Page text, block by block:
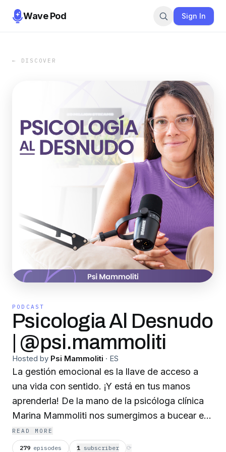
Wave Pod Sign In
← DISCOVER
PODCAST
Psicologia Al Desnudo
| @psi.mammoliti
Hosted by Psi Mammoliti · ES
La gestión emocional es la llave de acceso a
una vida con sentido. ¡Y está en tus manos
aprenderla! De la mano de la psicóloga clínica
Marina Mammoliti nos sumergimos a bucear en
las profundidades de la mente. Psicología al
Desnudo es el pódcast de Psi Mammoliti, una
READ MORE
279 episodes 1 subscriber ⟳